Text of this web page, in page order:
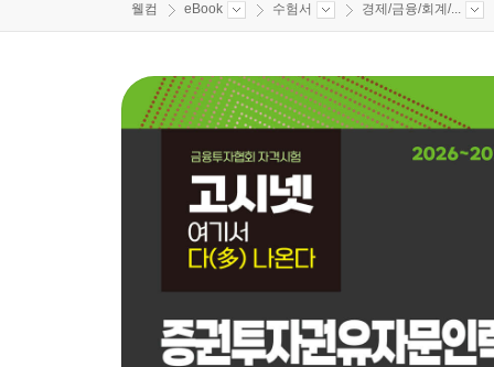
웰컴 eBook 수험서 경제/금융/회계/...